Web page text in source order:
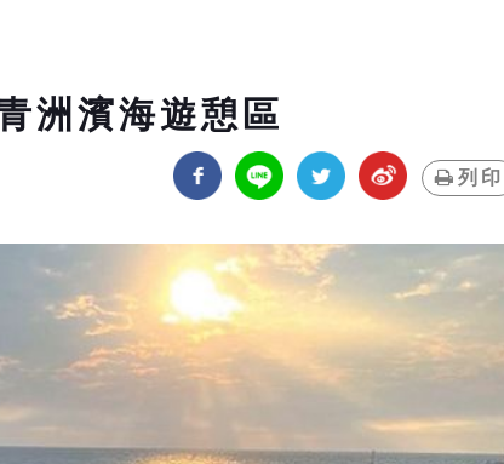
洲濱海遊憩區
列印